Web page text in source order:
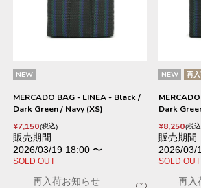
NEW
MERCADO BAG - LINEA - Black /
Dark Green / Navy (XS)
¥7,150 税込
販売期間
2026/03/19 18:00 〜
SOLD OUT
再入荷お知らせ
NEW 再
Dark
¥8,250 税込
販売期間
2026/03/
SOLD OUT
再入